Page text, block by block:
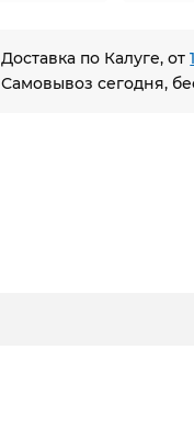
Доставка по Калуге, от
Самовывоз сегодня,